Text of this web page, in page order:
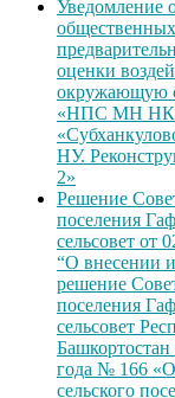
Уведомление
оценки
окружающую
«НПС МН
НУ.
2»
Решение
поселения
сельсовет от
“О внесении
решение
поселения
сельсовет
Башкортостан
года № 166
сельского